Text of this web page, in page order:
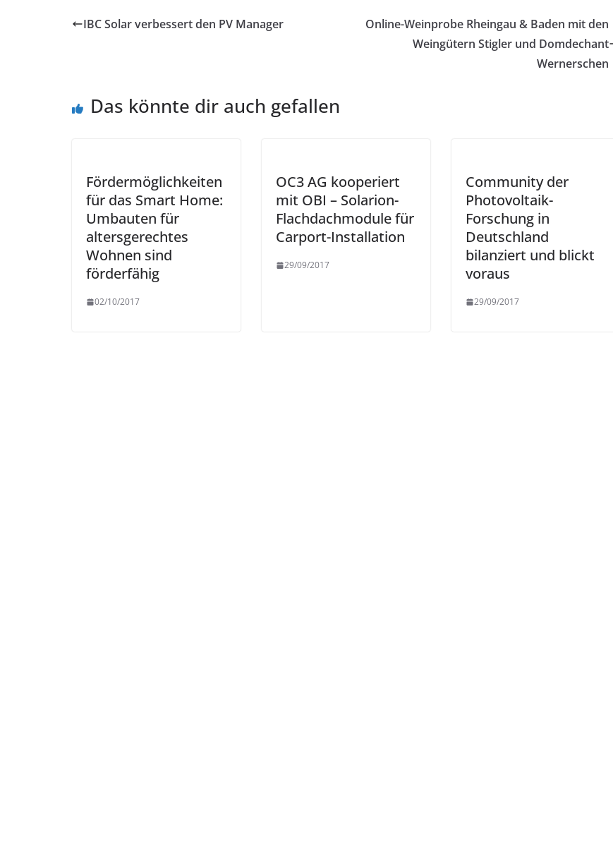
IBC Solar verbessert den PV Manager
Online-Weinprobe Rheingau & Baden mit den
Weingütern Stigler und Domdechant
Wernerschen
Das könnte dir auch gefallen
Fördermöglichkeiten
für das Smart Home:
Umbauten für
altersgerechtes
Wohnen sind
förderfähig
02/10/2017
OC3 AG kooperiert
mit OBI – Solarion-
Flachdachmodule für
Carport-Installation
29/09/2017
Community der
Photovoltaik-
Forschung in
Deutschland
bilanziert und blickt
voraus
29/09/2017